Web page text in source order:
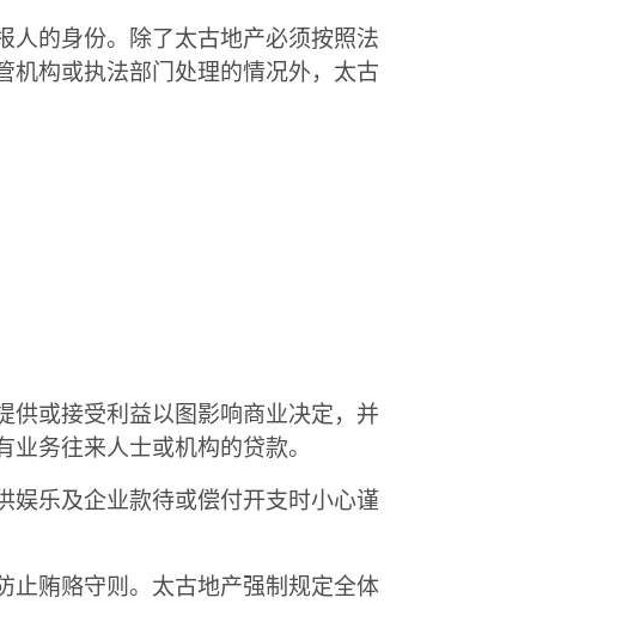
人的身份。除了太古地产必须按照法
机构或执法部门处理的情况外，太古
供或接受利益以图影响商业决定，并
务往来人士或机构的贷款。
娱乐及企业款待或偿付开支时小心谨
止贿赂守则。太古地产强制规定全体